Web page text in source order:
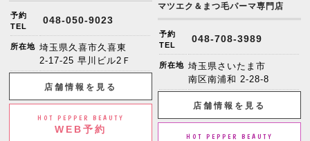
予約
TEL
048-050-9023
所在地 埼玉県久喜市久喜東
2-17-25 早川ビル2Ｆ
店舗情報を見る
HOT PEPPER BEAUTY
WEB予約
マツエク＆まつ毛パーマ専門店
予約
TEL
048-708-3989
所在地 埼玉県さいたま市
南区南浦和 2-28-8
店舗情報を見る
HOT PEPPER BEAUTY